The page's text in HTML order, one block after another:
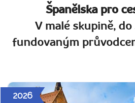
Španělska pro
V malé skupině, do
fundovaným
2026